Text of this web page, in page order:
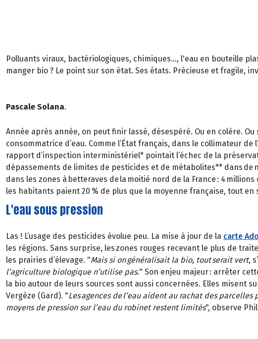
Polluants viraux, bactériologiques, chimiques..., l'eau en bouteille
manger bio ? Le point sur son état. Ses états. Précieuse et fragile,
Pascale Solana.
Année après année, on peut finir lassé, désespéré. Ou en colère.
consommatrice d’eau. Comme l’État français, dans le collimateur
rapport d’inspection interministériel* pointait l’échec de la
dépassements de limites de pesticides et de métabolites** dans
dans les zones à betteraves de la moitié nord de la France : 4
les habitants paient 20 % de plus que la moyenne française, tout
L'eau sous pression
Las ! L’usage des pesticides évolue peu. La mise à jour de la carte
les régions. Sans surprise, les zones rouges recevant le plus de
les prairies d’élevage. "Mais si on généralisait la bio, tout serait vert,
l’agriculture biologique n’utilise pas." Son enjeu majeur : arrêter
la bio autour de leurs sources sont aussi concernées. Elles misent
Vergèze (Gard). "Les agences de l’eau aident au rachat des
moyens de pression sur l’eau du robinet restent limités", observe